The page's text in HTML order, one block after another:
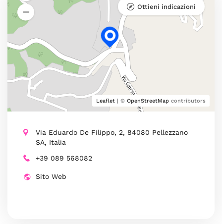
Leaflet | © OpenStreetMap contributors
Ottieni indicazioni
Via Eduardo De Filippo, 2, 84080 Pellezzano
SA, Italia
+39 089 568082
Sito Web